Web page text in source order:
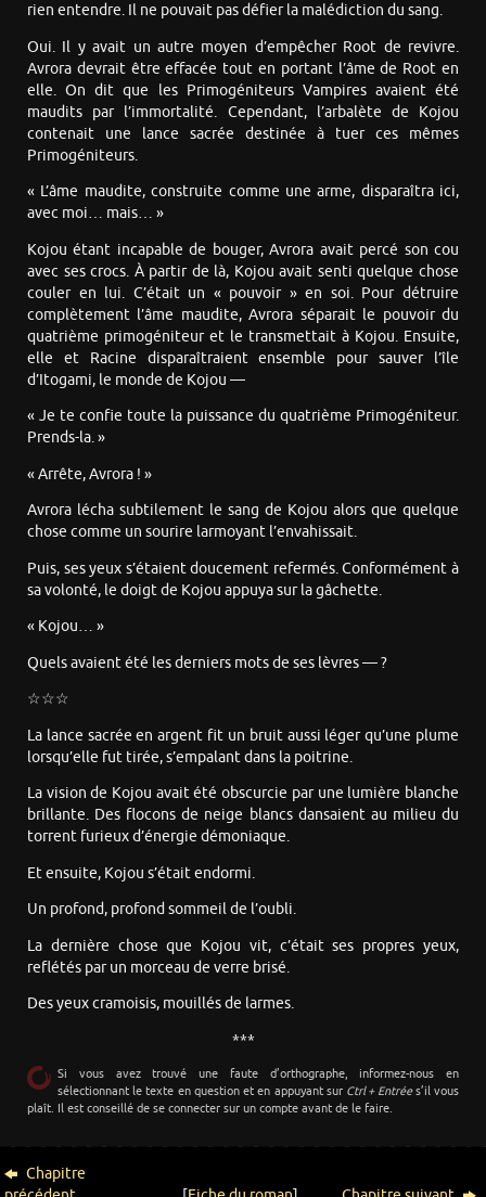
rien entendre. Il ne pouvait pas défier la malédiction du sang.
Oui. Il y avait un autre moyen d’empêcher Root de revivre.
Avrora devrait être effacée tout en portant l’âme de Root en
elle. On dit que les Primogéniteurs Vampires avaient été
maudits par l’immortalité. Cependant, l’arbalète de Kojou
contenait une lance sacrée destinée à tuer ces mêmes
Primogéniteurs.
« L’âme maudite, construite comme une arme, disparaîtra ici,
avec moi… mais… »
Kojou étant incapable de bouger, Avrora avait percé son cou
avec ses crocs. À partir de là, Kojou avait senti quelque chose
couler en lui. C’était un « pouvoir » en soi. Pour détruire
complètement l’âme maudite, Avrora séparait le pouvoir du
quatrième primogéniteur et le transmettait à Kojou. Ensuite,
elle et Racine disparaîtraient ensemble pour sauver l’île
d’Itogami, le monde de Kojou —
« Je te confie toute la puissance du quatrième Primogéniteur.
Prends-la. »
« Arrête, Avrora ! »
Avrora lécha subtilement le sang de Kojou alors que quelque
chose comme un sourire larmoyant l’envahissait.
Puis, ses yeux s’étaient doucement refermés. Conformément à
sa volonté, le doigt de Kojou appuya sur la gâchette.
« Kojou… »
Quels avaient été les derniers mots de ses lèvres — ?
☆☆☆
La lance sacrée en argent fit un bruit aussi léger qu’une plume
lorsqu’elle fut tirée, s’empalant dans la poitrine.
La vision de Kojou avait été obscurcie par une lumière blanche
brillante. Des flocons de neige blancs dansaient au milieu du
torrent furieux d’énergie démoniaque.
Et ensuite, Kojou s’était endormi.
Un profond, profond sommeil de l’oubli.
La dernière chose que Kojou vit, c’était ses propres yeux,
reflétés par un morceau de verre brisé.
Des yeux cramoisis, mouillés de larmes.
***
Si vous avez trouvé une faute d’orthographe, informez-nous en
sélectionnant le texte en question et en appuyant sur Ctrl + Entrées’il vous
plaît. Il est conseillé de se connecter sur un compte avant de le faire.
Chapitre